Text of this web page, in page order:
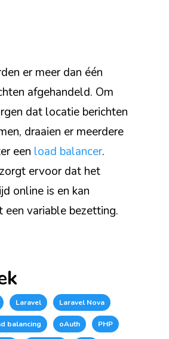
er meer dan één
afgehandeld. Om
dat locatie berichten
draaien er meerdere
een load balancer.
ervoor dat het
online is en kan
een variable bezetting.
Laravel Laravel Nova
balancing oAuth PHP